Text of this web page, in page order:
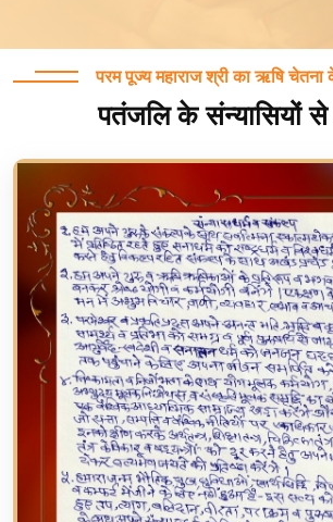
परम पूज्य महाराज श्री का ऋषि
पतंजलि के संन्यासियों से